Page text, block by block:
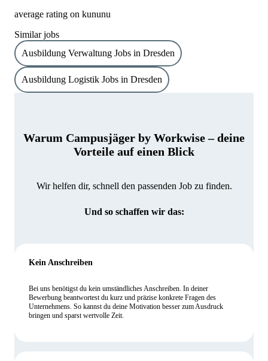
average rating on kununu
Similar jobs
Ausbildung Verwaltung Jobs in Dresden
Ausbildung Logistik Jobs in Dresden
Warum Campusjäger by Workwise – deine
Vorteile auf einen Blick
Wir helfen dir, schnell den passenden Job zu finden.
Und so schaffen wir das:
Kein Anschreiben
Bei uns benötigst du kein umständliches Anschreiben. In deiner
Bewerbung beantwortest du kurz und präzise konkrete Fragen des
Unternehmens. So kannst du deine Motivation besser zum Ausdruck
bringen und sparst wertvolle Zeit.